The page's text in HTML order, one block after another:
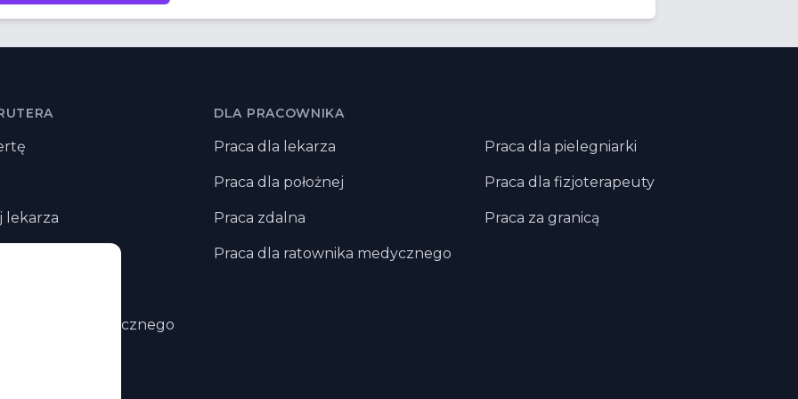
lekarza
ratownika medycznego
DLA PRACOWNIKA
Praca dla lekarza Praca dla pielegniarki
Praca dla położnej Praca dla fizjoterapeuty
Praca zdalna Praca za granicą
Praca dla ratownika medycznego